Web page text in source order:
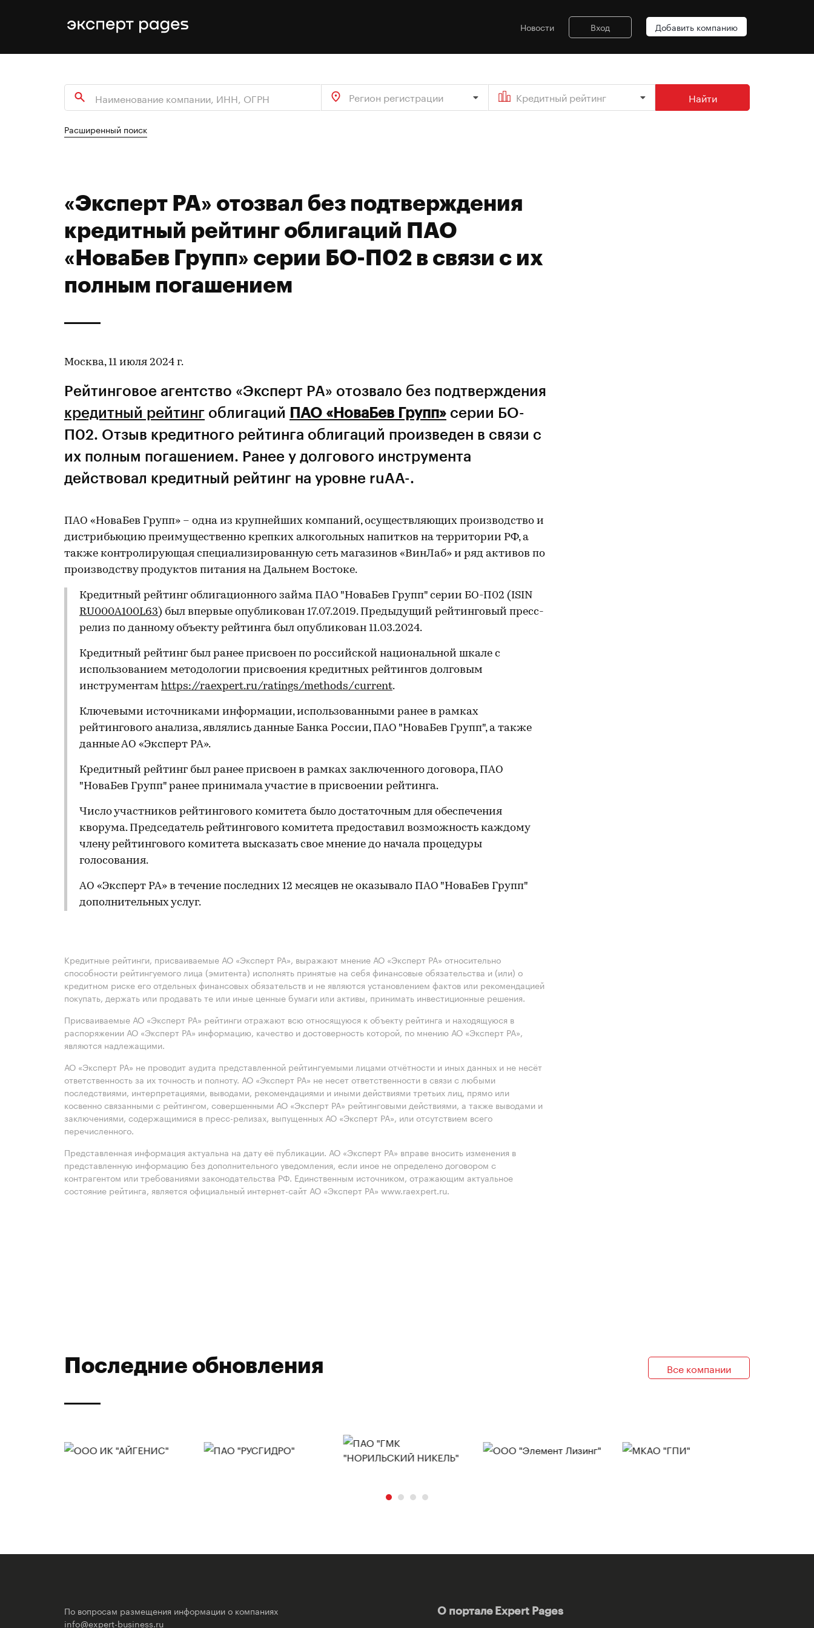
Новости Вход Добавить компанию
Регион регистрации Кредитный рейтинг Найти
Расширенный поиск
«Эксперт РА» отозвал без подтверждения
кредитный рейтинг облигаций ПАО
«НоваБев Групп» серии БО-П02 в связи с их
полным погашением
Москва, 11 июля 2024 г.
Рейтинговое агентство «Эксперт РА» отозвало без подтверждения
кредитный рейтинг облигаций ПАО «НоваБев Групп» серии БО-
П02. Отзыв кредитного рейтинга облигаций произведен в связи с
их полным погашением. Ранее у долгового инструмента
действовал кредитный рейтинг на уровне ruАА-.
ПАО «НоваБев Групп» – одна из крупнейших компаний, осуществляющих производство и
дистрибьюцию преимущественно крепких алкогольных напитков на территории РФ, а
также контролирующая специализированную сеть магазинов «ВинЛаб» и ряд активов по
производству продуктов питания на Дальнем Востоке.
Кредитный рейтинг облигационного займа ПАО "НоваБев Групп" серии БО-П02 (ISIN
RU000A100L63) был впервые опубликован 17.07.2019. Предыдущий рейтинговый пресс-
релиз по данному объекту рейтинга был опубликован 11.03.2024.
Кредитный рейтинг был ранее присвоен по российской национальной шкале с
использованием методологии присвоения кредитных рейтингов долговым
инструментам https://raexpert.ru/ratings/methods/сurrent.
Ключевыми источниками информации, использованными ранее в рамках
рейтингового анализа, являлись данные Банка России, ПАО "НоваБев Групп", а также
данные АО «Эксперт РА».
Кредитный рейтинг был ранее присвоен в рамках заключенного договора, ПАО
"НоваБев Групп" ранее принимала участие в присвоении рейтинга.
Число участников рейтингового комитета было достаточным для обеспечения
кворума. Председатель рейтингового комитета предоставил возможность каждому
члену рейтингового комитета высказать свое мнение до начала процедуры
голосования.
АО «Эксперт РА» в течение последних 12 месяцев не оказывало ПАО "НоваБев Групп"
дополнительных услуг.
Кредитные рейтинги, присваиваемые АО «Эксперт РА», выражают мнение АО «Эксперт РА» относительно
способности рейтингуемого лица (эмитента) исполнять принятые на себя финансовые обязательства и (или) о
кредитном риске его отдельных финансовых обязательств и не являются установлением фактов или рекомендацией
покупать, держать или продавать те или иные ценные бумаги или активы, принимать инвестиционные решения.
Присваиваемые АО «Эксперт РА» рейтинги отражают всю относящуюся к объекту рейтинга и находящуюся в
распоряжении АО «Эксперт РА» информацию, качество и достоверность которой, по мнению АО «Эксперт РА»,
являются надлежащими.
АО «Эксперт РА» не проводит аудита представленной рейтингуемыми лицами отчётности и иных данных и не несёт
ответственность за их точность и полноту. АО «Эксперт РА» не несет ответственности в связи с любыми
последствиями, интерпретациями, выводами, рекомендациями и иными действиями третьих лиц, прямо или
косвенно связанными с рейтингом, совершенными АО «Эксперт РА» рейтинговыми действиями, а также выводами и
заключениями, содержащимися в пресс-релизах, выпущенных АО «Эксперт РА», или отсутствием всего
перечисленного.
Представленная информация актуальна на дату её публикации. АО «Эксперт РА» вправе вносить изменения в
представленную информацию без дополнительного уведомления, если иное не определено договором с
контрагентом или требованиями законодательства РФ. Единственным источником, отражающим актуальное
состояние рейтинга, является официальный интернет-сайт АО «Эксперт РА» www.raexpert.ru.
Последние обновления Все компании
По вопросам размещения информации о компаниях
info@expert-business.ru
О портале Expert Pages